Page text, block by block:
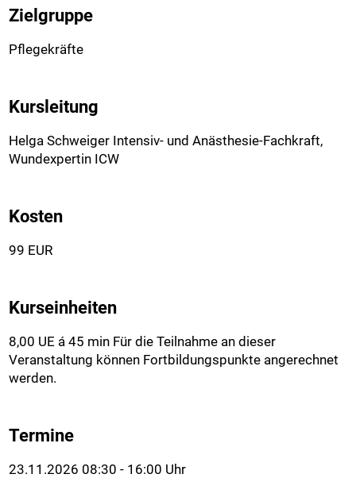
Zielgruppe
Pflegekräfte
Kursleitung
Helga Schweiger Intensiv- und Anästhesie-Fachkraft,
Wundexpertin ICW
Kosten
99 EUR
Kurseinheiten
8,00 UE á 45 min Für die Teilnahme an dieser
Veranstaltung können Fortbildungspunkte angerechnet
werden.
Termine
23.11.2026 08:30 - 16:00 Uhr